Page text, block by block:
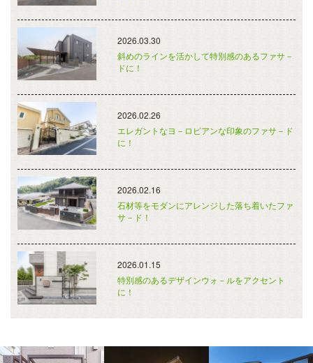
2026.03.30
斜めのラインを活かして特別感のあるファサ－
ドに！
2026.02.26
エレガントなヨ－ロピアンな印象のファサ－ド
に！
2026.02.16
石材等をモダンにアレンジした落ち着いたファ
サ－ド！
2026.01.15
特別感のあるデザインウォ－ルをアクセント
に！